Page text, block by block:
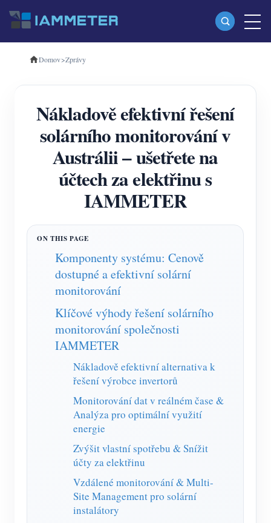
produkty
Třífázový Wi-Fi měřič energie (WEM3080T)
Třífázový Wi-Fi měřič energie (WEM3046T)
Třífázový Wi-Fi měřič energie (WEM3050T)
WiFi Power Controller
IAMMETER Cloud Pro
Nabíječka EV
Simulátor IAMMETER
Virtuální měřič
Systém energetického předpovídání a simulace
Aplikace
Monitor energie solárního FV systému
Monitor spotřeby elektřiny
Řídicí systém PV ohřívače
Tovární energetické monitorování
Ukládat
Zdroje
Rychlý start produktu
Dokument
Výukové video
FAQ
Zprávy
Společenství
Vývojář
Prozkoumat
Program odměn
Kontakt
O nás
Domov>Zprávy
Nákladově efektivní řešení
solárního monitorování v
Austrálii – ušetřete na
účtech za elektřinu s
IAMMETER
Komponenty systému: Cenově
dostupné a efektivní solární
monitorování
Klíčové výhody řešení solárního
monitorování společnosti
IAMMETER
Nákladově efektivní alternativa k
řešení výrobce invertorů
Monitorování dat v reálném čase &
Analýza pro optimální využití
energie
Zvýšit vlastní spotřebu & Snížit
účty za elektřinu
Vzdálené monitorování & Multi-
Site Management pro solární
instalátory